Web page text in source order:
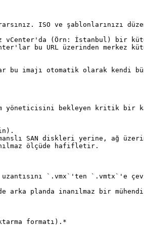
ISO ve şablonlarınızı
vCenter'da (Örn: İstanbul) bir
bu URL üzerinden merkez
yöneticisini bekleyen kritik bir
SAN diskleri yerine, ağ
ölçüde hafifletir.
uzantısını `.vmx`'ten `.vmtx`'e
arka planda inanılmaz bir
formatı).*